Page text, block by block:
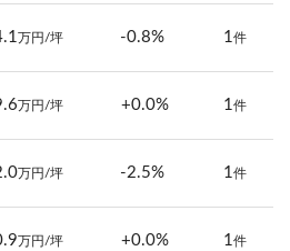
万円/坪 -0.8% 1件
万円/坪 +0.0% 1件
万円/坪 -2.5% 1件
万円/坪 +0.0% 1件